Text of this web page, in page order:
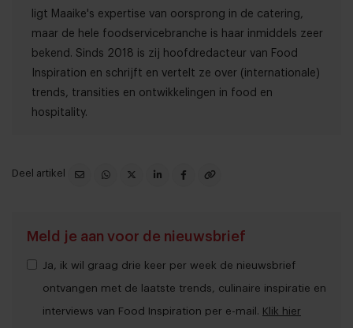
ligt Maaike's expertise van oorsprong in de catering,
maar de hele foodservicebranche is haar inmiddels zeer
bekend. Sinds 2018 is zij hoofdredacteur van Food
Inspiration en schrijft en vertelt ze over (internationale)
trends, transities en ontwikkelingen in food en
hospitality.
Deel artikel
Meld je aan voor de nieuwsbrief
Ja, ik wil graag drie keer per week de nieuwsbrief
ontvangen met de laatste trends, culinaire inspiratie en
interviews van Food Inspiration per e-mail. Klik hier